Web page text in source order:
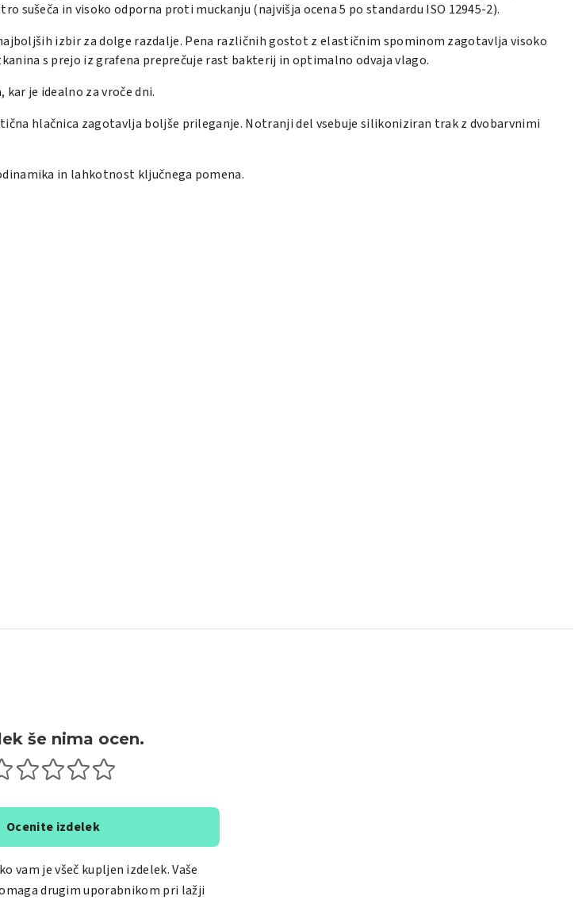
sušeča in visoko odporna proti muckanju (najvišja ocena 5 po standardu ISO 12945-2).
izbir za dolge razdalje. Pena različnih gostot z elastičnim spominom zagotavlja visoko
s prejo iz grafena preprečuje rast bakterij in optimalno odvaja vlago.
je idealno za vroče dni.
hlačnica zagotavlja boljše prileganje. Notranji del vsebuje silikoniziran trak z dvobarvnimi
in lahkotnost ključnega pomena.
še nima ocen.
Ocenite izdelek
vam je všeč kupljen izdelek. Vaše
drugim uporabnikom pri lažji